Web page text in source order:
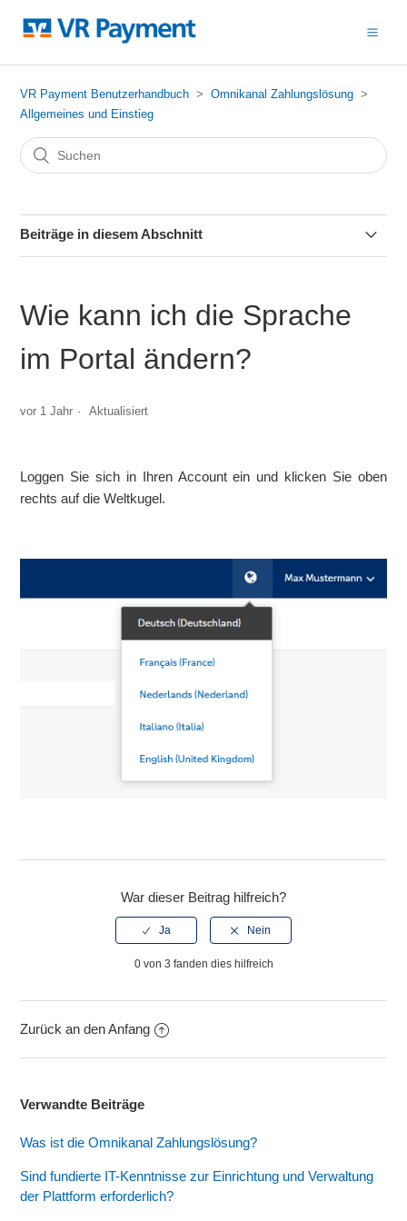
VR Payment Benutzerhandbuch
Omnikanal Zahlungslösung
Allgemeines und Einstieg
Beiträge in diesem Abschnitt
Wer kann die Omnikanal Zahlungslösung benutzen?
Wie erhalte ich Zugang zur Omnikanal Zahlungslösung?
Gibt es eine Demo-Version oder Testzugänge?
Welche Voraussetzungen braucht es, um die Omnikanal
Zahlungslösung produktiv zu benutzen?
Wo kann ich mein eigenes Abonnement verwalten?
Wie kann ich die Sprache im Portal ändern?
Wie kann ich die Sprache
im Portal ändern?
vor 1 Jahr Aktualisiert
Loggen Sie sich in Ihren Account ein und klicken Sie oben
rechts auf die Weltkugel.
War dieser Beitrag hilfreich?
0 von 3 fanden dies hilfreich
Zurück an den Anfang
Verwandte Beiträge
Was ist die Omnikanal Zahlungslösung?
Sind fundierte IT-Kenntnisse zur Einrichtung und Verwaltung
der Plattform erforderlich?